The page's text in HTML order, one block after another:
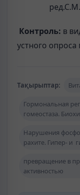
Контроль: в
устного
Тақырыптар:
Гормональная
гомеостаза.
Нарушения
рахите. Гипер- и
превращение в
активностью